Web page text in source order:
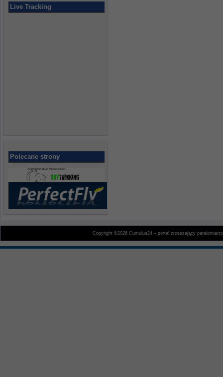
Live Tracking
Polecane strony
Copyright ©2026 Cumulus24 – portal zrzeszający